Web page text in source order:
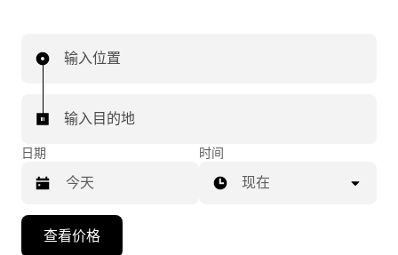
输入位置
输入目的地
日期
向
时间
现在
查看价格